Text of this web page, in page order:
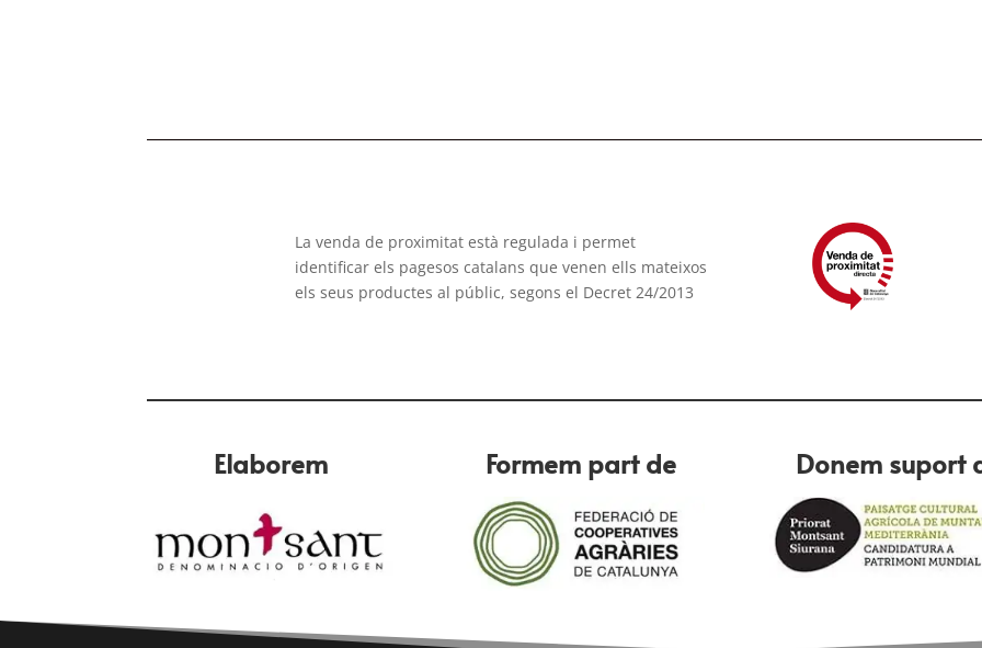
La venda de proximitat està regulada i permet
identificar els pagesos catalans que venen ells mateixos
els seus productes al públic, segons el Decret 24/2013
Elaborem Formem part de Donem suport